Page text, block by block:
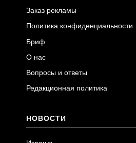
Заказ рекламы
Политика конфиденциальности
Бриф
О нас
Вопросы и ответы
Редакционная политика
НОВОСТИ